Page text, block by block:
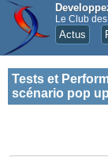
Le Club
Actus
Tests et
scénario pop up